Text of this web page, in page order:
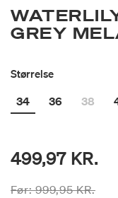
GREY
Størrelse
34
36 38
499,97 KR.
Prisen er nedsat fra
Før:999,95 KR.til